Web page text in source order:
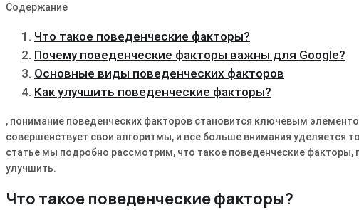
Содержание
Что такое поведенческие факторы?
Почему поведенческие факторы важны для Google?
Основные виды поведенческих факторов
Как улучшить поведенческие факторы?
, понимание поведенческих факторов становится ключевым
совершенствует свои алгоритмы, и все больше внимания уделяется
статье мы подробно рассмотрим, что такое поведенческие
улучшить.
Что такое поведенческие факторы?